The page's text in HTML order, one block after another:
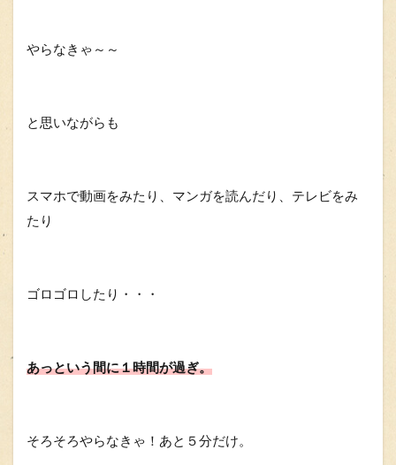
やらなきゃ～～
と思いながらも
スマホで動画をみたり、マンガを読んだり、テレビをみ
たり
ゴロゴロしたり・・・
あっという間に１時間が過ぎ。
そろそろやらなきゃ！あと５分だけ。